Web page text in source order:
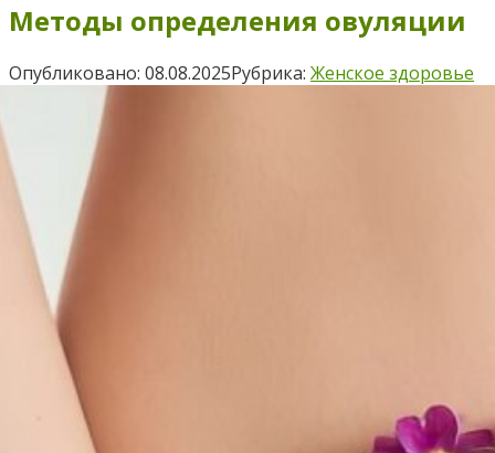
Методы определения овуляции
Опубликовано: 08.08.2025Рубрика: Женское здоровье